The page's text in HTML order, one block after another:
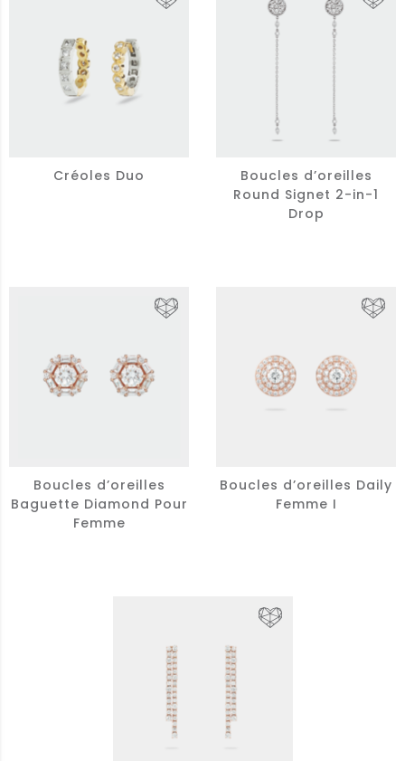
Créoles Duo
Boucles d’oreilles
Round Signet 2-in-1
Drop
Boucles d’oreilles
Baguette Diamond Pour
Femme
Boucles d’oreilles Daily
Femme I